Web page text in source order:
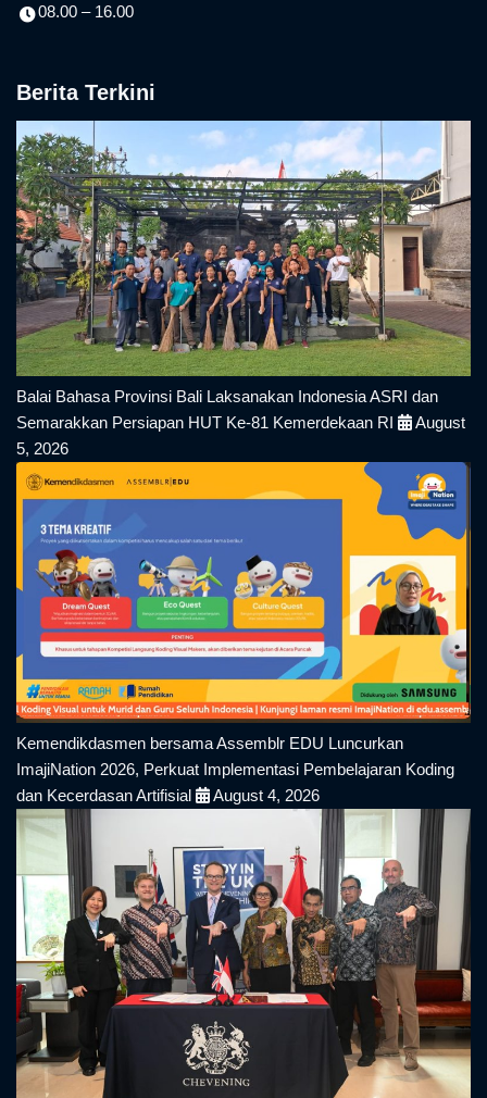
08.00 – 16.00
Berita Terkini
Balai Bahasa Provinsi Bali Laksanakan Indonesia ASRI dan
Semarakkan Persiapan HUT Ke-81 Kemerdekaan RI
August
5, 2026
Kemendikdasmen bersama Assemblr EDU Luncurkan
ImajiNation 2026, Perkuat Implementasi Pembelajaran Koding
dan Kecerdasan Artifisial
August 4, 2026